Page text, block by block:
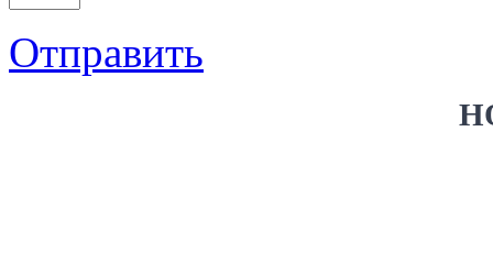
Отправить